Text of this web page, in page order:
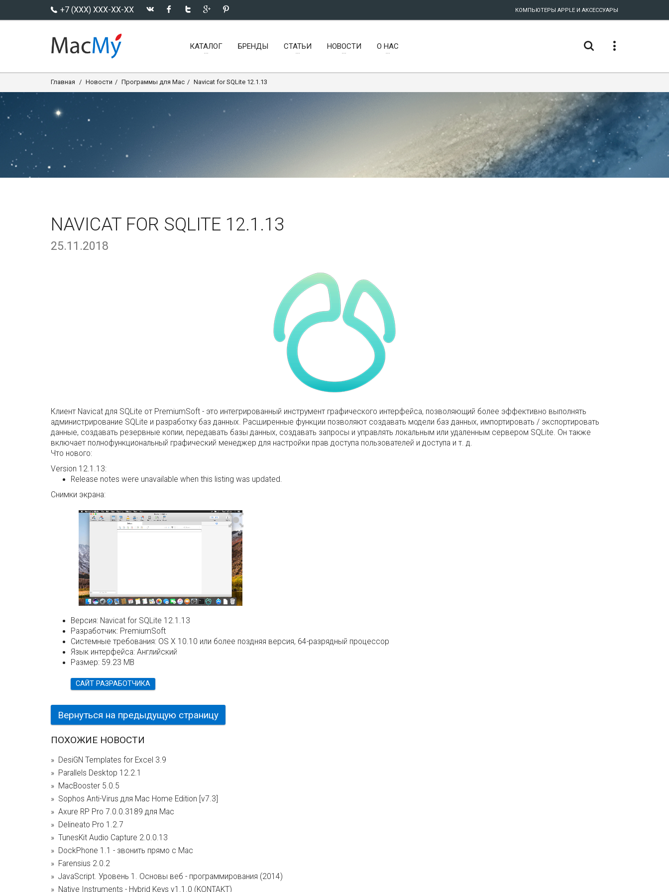
+7 (XXX) XXX-XX-XX КОМПЬЮТЕРЫ APPLE И АКСЕССУАРЫ
КАТАЛОГ БРЕНДЫ СТАТЬИ НОВОСТИ О НАС
Главная Новости Программы для Mac Navicat for SQLite 12.1.13
NAVICAT FOR SQLITE 12.1.13
25.11.2018
Клиент Navicat для SQLite от PremiumSoft - это интегрированный инструмент графического интерфейса, позволяющий более эффективно выполнять
администрирование SQLite и разработку баз данных. Расширенные функции позволяют создавать модели баз данных, импортировать / экспортировать
данные, создавать резервные копии, передавать базы данных, создавать запросы и управлять локальным или удаленным сервером SQLite. Он также
включает полнофункциональный графический менеджер для настройки прав доступа пользователей и доступа и т. д.
Что нового:
Version 12.1.13:
Release notes were unavailable when this listing was updated.
Снимки экрана:
Версия: Navicat for SQLite 12.1.13
Разработчик: PremiumSoft
Системные требования: OS X 10.10 или более поздняя версия, 64-разрядный процессор
Язык интерфейса: Английский
Размер: 59.23 MB
САЙТ РАЗРАБОТЧИКА
Вернуться на предыдущую страницу
ПОХОЖИЕ НОВОСТИ
DesiGN Templates for Excel 3.9
Parallels Desktop 12.2.1
MacBooster 5.0.5
Sophos Anti-Virus для Mac Home Edition [v7.3]
Axure RP Pro 7.0.0.3189 для Mac
Delineato Pro 1.2.7
TunesKit Audio Capture 2.0.0.13
DockPhone 1.1 - звонить прямо с Mac
Farensius 2.0.2
JavaScript. Уровень 1. Основы веб - программирования (2014)
Native Instruments - Hybrid Keys v1.1.0 (KONTAKT)